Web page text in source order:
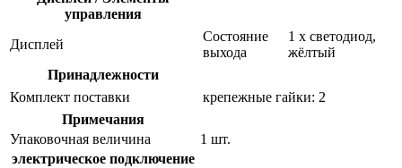
управления
Дисплей
Состояние
выхода
1 x светодиод,
жёлтый
Принадлежности
Комплект поставки
крепежные гайки: 2
Примечания
Упаковочная величина
1 шт.
электрическое подключение